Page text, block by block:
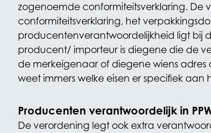
zogenoemde conformiteitsverklaring. De
conformiteitsverklaring, het
producentenverantwoordelijkheid ligt bij
producent/ importeur is diegene die de
de merkeigenaar of diegene wiens
weet immers welke eisen er specifiek
Producenten verantwoordelijk in
De verordening legt ook extra